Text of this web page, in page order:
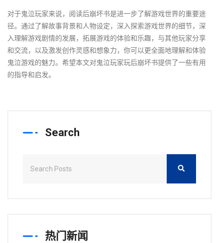
对于鬼泣玩家来说，阅读后崩坏书是进一步了解游戏世界的重要途
径。通过了解故事背景和人物设定，深入探索游戏世界的细节，深
入理解游戏剧情的发展，拓展游戏的体验和乐趣，与其他玩家分享
和交流，以及激发创作灵感和想象力，你可以更全面地理解和体验
鬼泣游戏的魅力。希望本文对鬼泣玩家玩后崩坏书提供了一些有用
的指导和启发。
Search
热门新闻